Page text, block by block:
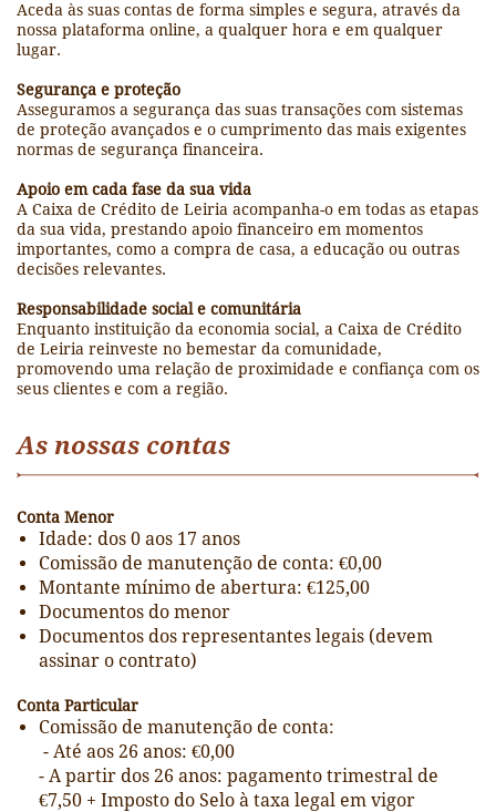
Aceda às suas contas de forma simples e segura, através da
nossa plataforma online, a qualquer hora e em qualquer
lugar.
Segurança e proteção
Asseguramos a segurança das suas transações com sistemas
de proteção avançados e o cumprimento das mais exigentes
normas de segurança financeira.
Apoio em cada fase da sua vida
A Caixa de Crédito de Leiria acompanha-o em todas as etapas
da sua vida, prestando apoio financeiro em momentos
importantes, como a compra de casa, a educação ou outras
decisões relevantes.
Responsabilidade social e comunitária
Enquanto instituição da economia social, a Caixa de Crédito
de Leiria reinveste no bemestar da comunidade,
promovendo uma relação de proximidade e confiança com os
seus clientes e com a região.
As nossas contas
Conta Menor
Idade: dos 0 aos 17 anos
Comissão de manutenção de conta: €0,00
Montante mínimo de abertura: €125,00
Documentos do menor
Documentos dos representantes legais (devem
assinar o contrato)
Conta Particular
Comissão de manutenção de conta:
- Até aos 26 anos: €0,00
- A partir dos 26 anos: pagamento trimestral de
€7,50 + Imposto do Selo à taxa legal em vigor